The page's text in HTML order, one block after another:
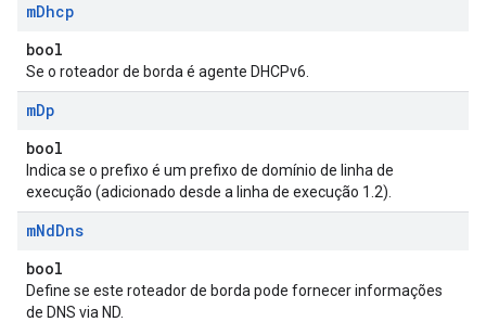
mDhcp
bool
Se o roteador de borda é agente DHCPv6.
mDp
bool
Indica se o prefixo é um prefixo de domínio de linha de
execução (adicionado desde a linha de execução 1.2).
mNdDns
bool
Define se este roteador de borda pode fornecer informações
de DNS via ND.